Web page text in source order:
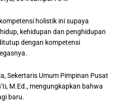
holistik ini supaya
kehidupan dan penghidupan
dengan kompetensi
Sekertaris Umum Pimpinan Pusat
M.Ed., mengungkapkan bahwa
baru.